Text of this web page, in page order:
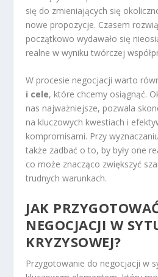
się do zmieniających się
nowe propozycje. Czasem
początkowo wydawało się
realne w wyniku twórczej
W procesie negocjacji warto
i cele, które chcemy osiągnąć.
nas najważniejsze, pozwala
na kluczowych kwestiach i
kompromisami. Przy
także zadbać o to, by były one
co może znacząco zwiększyć
trudnych warunkach.
JAK
NEGOCJACJI W
KRYZYSOWEJ?
Przygotowanie do negocjacji w